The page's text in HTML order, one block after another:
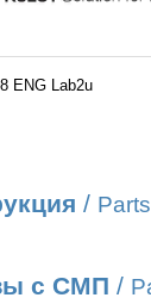
ENG Lab2u
/
с СМП /